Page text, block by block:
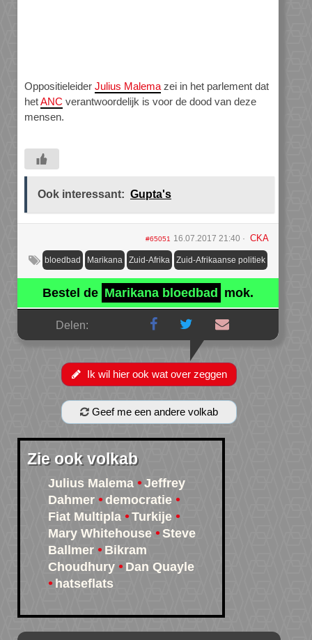
Oppositieleider Julius Malema zei in het parlement dat
hetANC verantwoordelijk is voor de dood van deze
mensen.
Ook interessant: Gupta's
#65051 16.07.2017 21:40 CKA
bloedbad Marikana Zuid-Afrika Zuid-Afrikaanse politiek
Bestel de Marikana bloedbad mok.
Delen:
Ik wil hier ook wat over zeggen
Geef me een andere volkab
Zie ook volkab
Julius Malema
Jeffrey
Dahmer
democratie
Fiat Multipla
Turkije
Mary Whitehouse
Steve
Ballmer
Bikram
Choudhury
Dan Quayle
hatseflats